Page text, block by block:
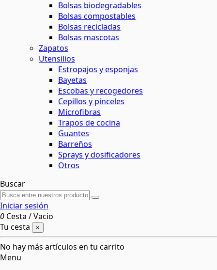
Bolsas biodegradables
Bolsas compostables
Bolsas recicladas
Bolsas mascotas
Zapatos
Utensilios
Estropajos y esponjas
Bayetas
Escobas y recogedores
Cepillos y pinceles
Microfibras
Trapos de cocina
Guantes
Barreños
Sprays y dosificadores
Otros
Buscar
Iniciar sesión
0 Cesta /Vacio
Tu cesta
×
No hay más artículos en tu carrito
Menu